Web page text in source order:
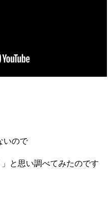
いので
と思い調べてみたのです